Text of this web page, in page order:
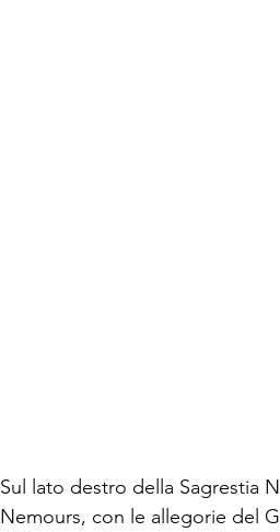
Sul lato destro della Sagrestia
Nemours, con le allegorie del